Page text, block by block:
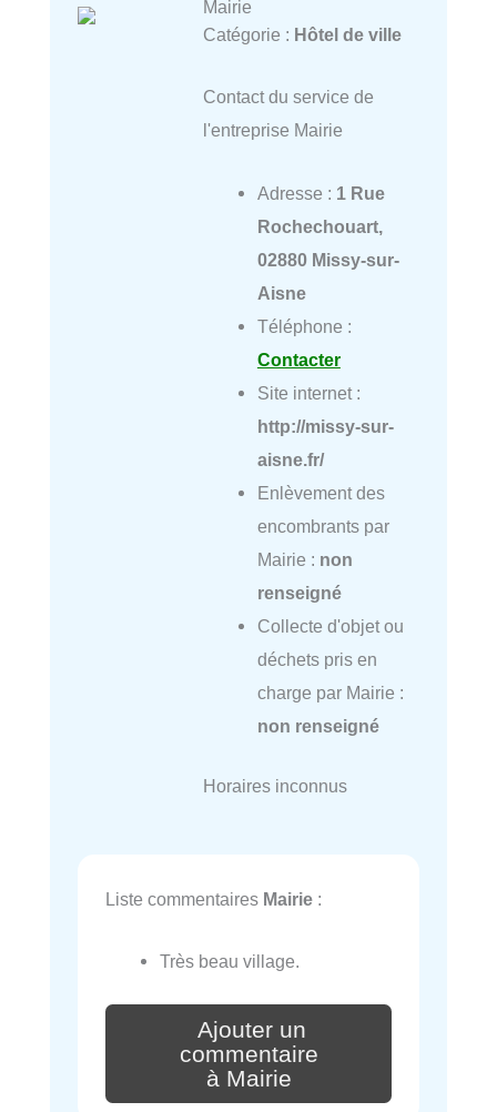
Mairie
Catégorie : Hôtel de ville
Contact du service de
l'entreprise Mairie
Adresse : 1 Rue
Rochechouart,
02880 Missy-sur-
Aisne
Téléphone :
Contacter
Site internet :
http://missy-sur-
aisne.fr/
Enlèvement des
encombrants par
Mairie : non
renseigné
Collecte d'objet ou
déchets pris en
charge par Mairie :
non renseigné
Horaires inconnus
Liste commentaires Mairie :
Très beau village.
Ajouter un
commentaire
à Mairie